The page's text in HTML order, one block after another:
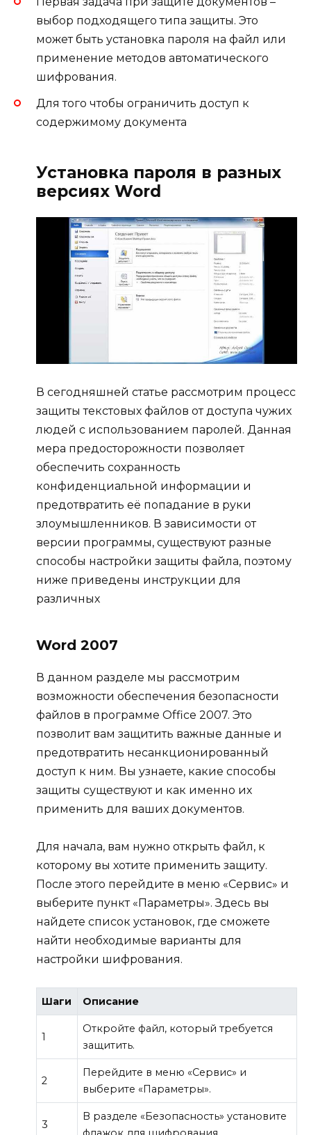
выбор подходящего типа защиты. Это
может быть установка пароля на файл или
применение методов автоматического
шифрования.
Для того чтобы ограничить доступ к
содержимому документа
Установка пароля в разных
версиях Word
В сегодняшней статье рассмотрим процесс
защиты текстовых файлов от доступа чужих
людей с использованием паролей. Данная
мера предосторожности позволяет
обеспечить сохранность
конфиденциальной информации и
предотвратить её попадание в руки
злоумышленников. В зависимости от
версии программы, существуют разные
способы настройки защиты файла, поэтому
ниже приведены инструкции для
различных
Word 2007
В данном разделе мы рассмотрим
возможности обеспечения безопасности
файлов в программе Office 2007. Это
позволит вам защитить важные данные и
предотвратить несанкционированный
доступ к ним. Вы узнаете, какие способы
защиты существуют и как именно их
применить для ваших документов.
Для начала, вам нужно открыть файл, к
которому вы хотите применить защиту.
После этого перейдите в меню «Сервис» и
выберите пункт «Параметры». Здесь вы
найдете список установок, где сможете
найти необходимые варианты для
настройки шифрования.
Шаги Описание
1
Откройте файл, который требуется
защитить.
2
Перейдите в меню «Сервис» и
выберите «Параметры».
3
В разделе «Безопасность» установите